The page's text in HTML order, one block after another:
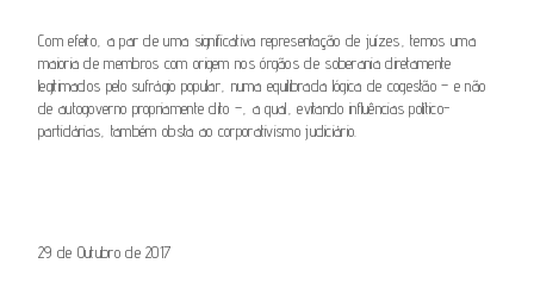
Com efeito, a par de uma significativa representação de juízes, temos uma
maioria de membros com origem nos órgãos de soberania diretamente
legitimados pelo sufrágio popular, numa equilibrada lógica de cogestão – e não
de autogoverno propriamente dito –, a qual, evitando influências político-
partidárias, também obsta ao corporativismo judiciário.
29 de Outubro de 2017